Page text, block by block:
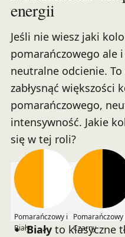
energii
Jeśli nie wiesz jaki
pomarańczowego ale
neutralne odcienie.
zabłysnąć większości
pomarańczowego,
intensywność. Jakie
się w tej roli?
Pomarańczowy i
Biały
Pomarańczowy
Czarny
Białyto klasyczne